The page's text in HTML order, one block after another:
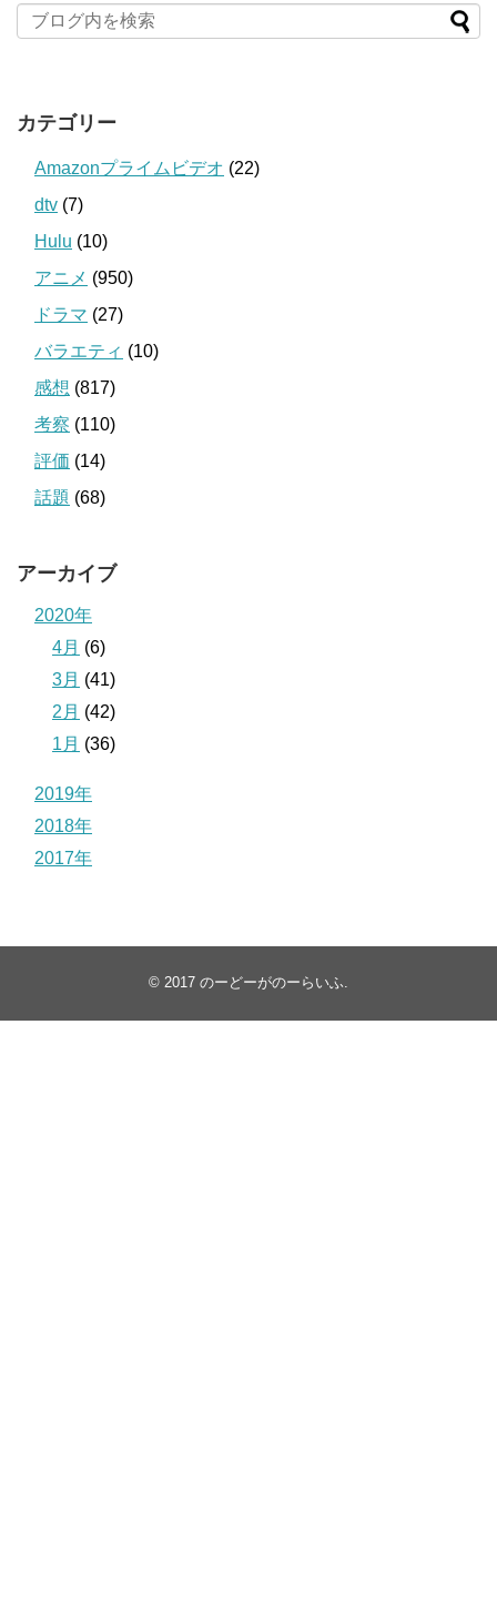
カテゴリー
Amazonプライムビデオ (22)
dtv (7)
Hulu (10)
アニメ (950)
ドラマ (27)
バラエティ (10)
感想 (817)
考察 (110)
評価 (14)
話題 (68)
アーカイブ
2020年
4月 (6)
3月 (41)
2月 (42)
1月 (36)
2019年
2018年
2017年
© 2017 のーどーがのーらいふ.